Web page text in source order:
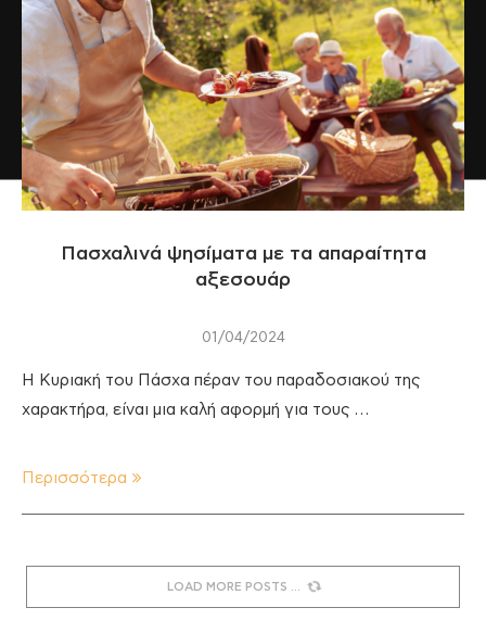
Πασχαλινά ψησίματα με τα απαραίτητα
αξεσουάρ
01/04/2024
Η Κυριακή του Πάσχα πέραν του παραδοσιακού της
χαρακτήρα, είναι μια καλή αφορμή για τους …
Περισσότερα
LOAD MORE POSTS